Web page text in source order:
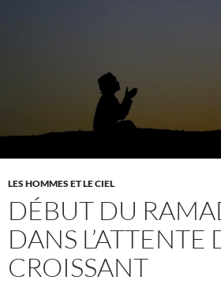
LES HOMMES ET LE CIEL
DÉBUT DU
DANS
CROISSANT